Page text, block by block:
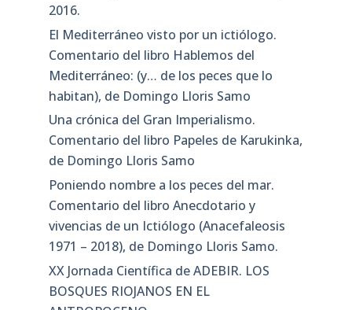
2016.
El Mediterráneo visto por un ictiólogo.
Comentario del libro Hablemos del
Mediterráneo: (y… de los peces que lo
habitan), de Domingo Lloris Samo
Una crónica del Gran Imperialismo.
Comentario del libro Papeles de Karukinka,
de Domingo Lloris Samo
Poniendo nombre a los peces del mar.
Comentario del libro Anecdotario y
vivencias de un Ictiólogo (Anacefaleosis
1971 – 2018), de Domingo Lloris Samo.
XX Jornada Científica de ADEBIR. LOS
BOSQUES RIOJANOS EN EL